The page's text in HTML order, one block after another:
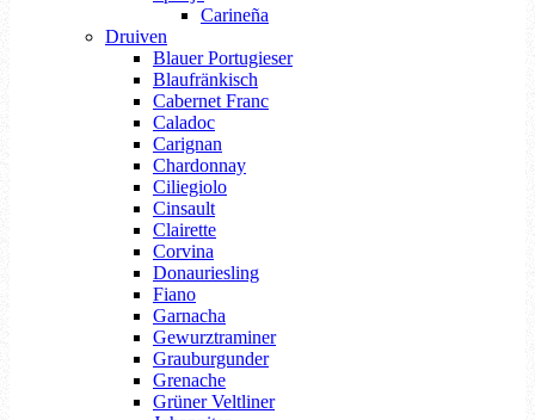
Carineña
Druiven
Blauer Portugieser
Blaufränkisch
Cabernet Franc
Caladoc
Carignan
Chardonnay
Ciliegiolo
Cinsault
Clairette
Corvina
Donauriesling
Fiano
Garnacha
Gewurztraminer
Grauburgunder
Grenache
Grüner Veltliner